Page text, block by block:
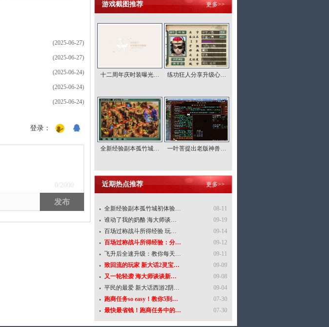
(2025-06-27)
(2025-06-27)
(2025-06-24)
(2025-06-24)
(2025-06-24)
登录：
0 /2000
发布
游戏截图推荐 更多>>
十二周年庆时装曝光… 练功狂人分享升级心…
全新经验副本孤竹城… 一叶菩提出老版神兽…
近期热点推荐 更多>>
08-11
全新经验副本孤竹城初体验…
09-19
谁动了我的奶酪 海大师谈…
09-14
百场过称战斗所得经验 玩…
09-12
百场过称战斗所得经验：分…
09-11
飞升后全速升级：教你每天…
09-09
致回流的玩家 新大话2灵宝…
09-08
又一轮轻袭 海大师谈谈新…
09-04
平民的最爱 新大话西游2阴…
07-30
跑商任务so easy！教你5到…
07-30
最快最省钱！跑商任务中的…